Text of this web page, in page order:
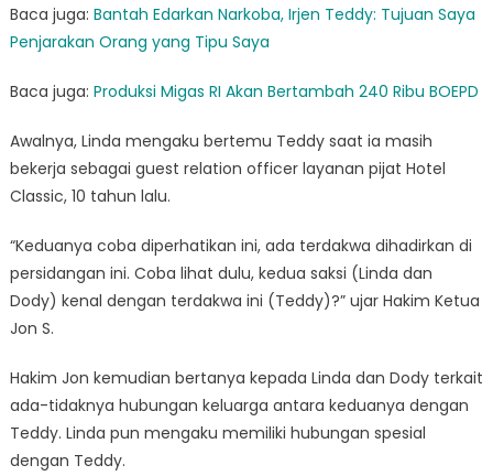
Baca juga: Bantah Edarkan Narkoba, Irjen Teddy: Tujuan Saya
Penjarakan Orang yang Tipu Saya
Baca juga: Produksi Migas RI Akan Bertambah 240 Ribu BOEPD
Awalnya, Linda mengaku bertemu Teddy saat ia masih
bekerja sebagai guest relation officer layanan pijat Hotel
Classic, 10 tahun lalu.
“Keduanya coba diperhatikan ini, ada terdakwa dihadirkan di
persidangan ini. Coba lihat dulu, kedua saksi (Linda dan
Dody) kenal dengan terdakwa ini (Teddy)?” ujar Hakim Ketua
Jon S.
Hakim Jon kemudian bertanya kepada Linda dan Dody terkait
ada-tidaknya hubungan keluarga antara keduanya dengan
Teddy. Linda pun mengaku memiliki hubungan spesial
dengan Teddy.